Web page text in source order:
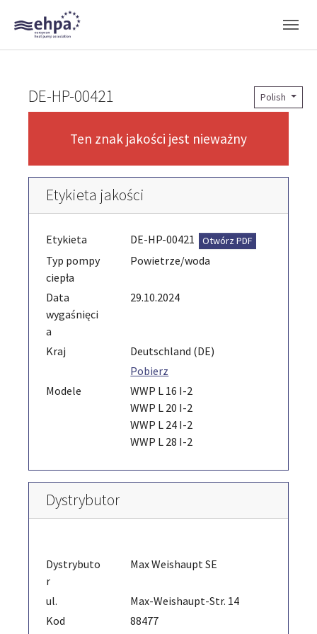
Skip to main navigation
Skip to main content
Skip to page footer
Polish
DE-HP-00421
Ten znak jakości jest nieważny
Etykieta jakości
Etykieta DE-HP-00421 Otwórz PDF
Typ pompy
ciepła
Powietrze/woda
Data
wygaśnięci
a
29.10.2024
Kraj
Deutschland (DE)
Pobierz
Modele
WWP L 16 I-2
WWP L 20 I-2
WWP L 24 I-2
WWP L 28 I-2
Dystrybutor
Dystrybuto
r
Max Weishaupt SE
ul.
Max-Weishaupt-Str. 14
Kod
88477